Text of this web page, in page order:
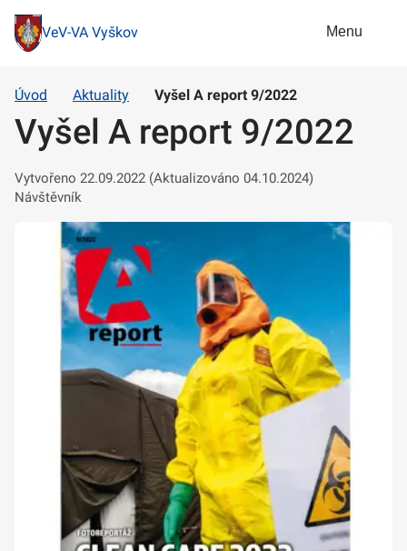
VeV-VA Vyškov Menu
Úvod Aktuality Vyšel A report 9/2022
Vyšel A report 9/2022
Vytvořeno 22.09.2022 (Aktualizováno 04.10.2024)
Návštěvník